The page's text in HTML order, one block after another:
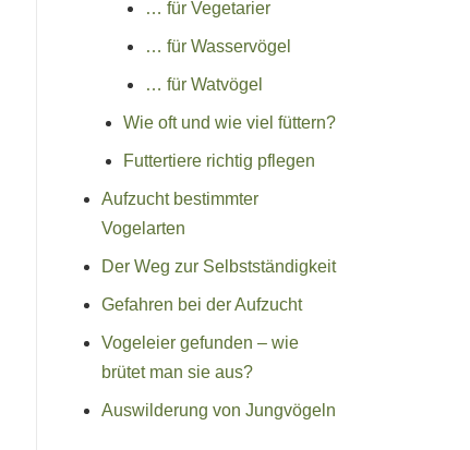
… für Vegetarier
… für Wasservögel
… für Watvögel
Wie oft und wie viel füttern?
Futtertiere richtig pflegen
Aufzucht bestimmter
Vogelarten
Der Weg zur Selbstständigkeit
Gefahren bei der Aufzucht
Vogeleier gefunden – wie
brütet man sie aus?
Auswilderung von Jungvögeln